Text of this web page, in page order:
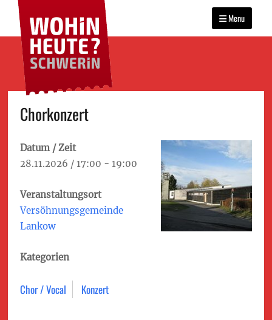
WOHIN HEUTE?
SCHWERIN
Das Veranstaltungsportal
für Schwerin
Primary
menu
Menu
Chorkonzert
Datum / Zeit
28.11.2026 / 17:00 - 19:00
Veranstaltungsort
Versöhnungsgemeinde
Lankow
Kategorien
Chor / Vocal Konzert